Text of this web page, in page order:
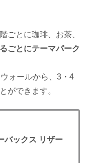
ごとに珈琲、お茶、
ごとにテーマパーク
ォールから、3・4
ができます。
バックス リザー